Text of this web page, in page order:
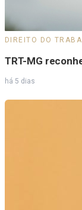
DIREITO DO
TRT-MG
há 5 dias